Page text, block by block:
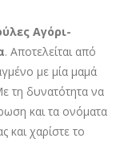
Αγόρι-
. Αποτελείται από
με μία μαμά
τη δυνατότητα να
και τα ονόματα
και χαρίστε το